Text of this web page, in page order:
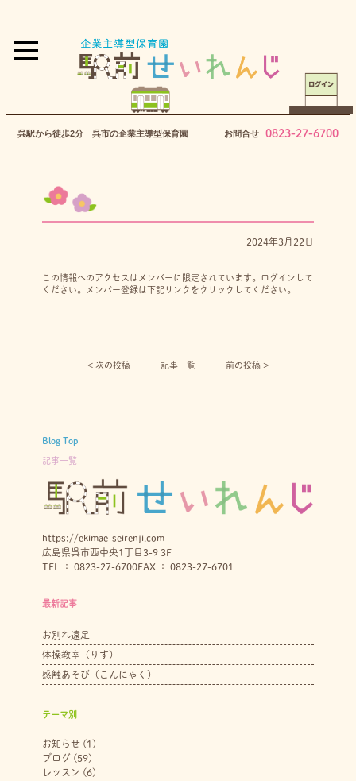
呉駅から徒歩2分 呉市の企業主導型保育園 お問合せ 0823-27-6700
2024年3月22日
この情報へのアクセスはメンバーに限定されています。ログインして
ください。メンバー登録は下記リンクをクリックしてください。
< 次の投稿︎ 記事一覧 前の投稿 >
Blog Top
記事一覧
https://ekimae-seirenji.com
広島県呉市西中央1丁目3-9 3F
TEL ： 0823-27-6700FAX ： 0823-27-6701
最新記事
お別れ遠足
体操教室（りす）
感触あそび（こんにゃく）
テーマ別
お知らせ(1)
ブログ (59)
レッスン (6)